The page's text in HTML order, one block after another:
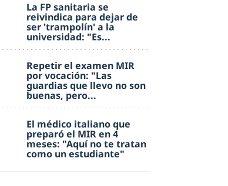
La FP sanitaria se
reivindica para dejar de
ser 'trampolín' a la
universidad: "Es...
Repetir el examen MIR
por vocación: "Las
guardias que llevo no son
buenas, pero...
El médico italiano que
preparó el MIR en 4
meses: "Aquí no te tratan
como un estudiante"